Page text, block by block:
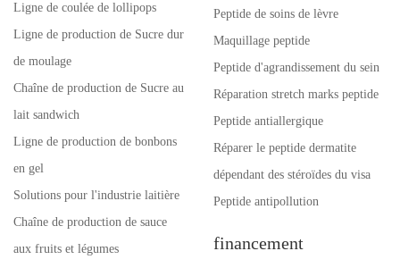
Ligne de coulée de lollipops
Ligne de production de Sucre dur
de moulage
Chaîne de production de Sucre au
lait sandwich
Ligne de production de bonbons
en gel
Solutions pour l'industrie laitière
Chaîne de production de sauce
aux fruits et légumes
Peptide de soins de lèvre
Maquillage peptide
Peptide d'agrandissement du sein
Réparation stretch marks peptide
Peptide antiallergique
Réparer le peptide dermatite
dépendant des stéroïdes du visa
Peptide antipollution
financement